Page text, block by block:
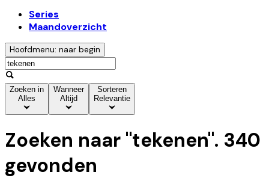
Series
Maandoverzicht
Hoofdmenu: naar begin
Zoeken in
Alles
Wanneer
Altijd
Sorteren
Relevantie
Zoeken naar "tekenen". 340
gevonden